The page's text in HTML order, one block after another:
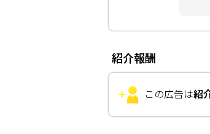
紹介報酬
この広告は紹